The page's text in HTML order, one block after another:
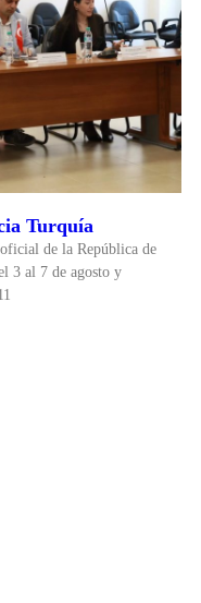
Turquía
de la República de
3 al 7 de agosto y